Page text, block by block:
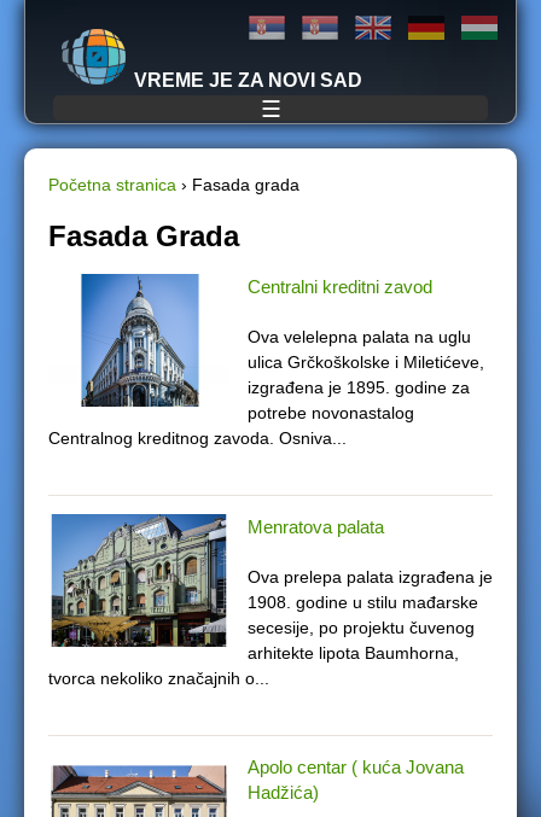
Jump to navigation
VREME JE ZA NOVI SAD
☰
Y
r
r
e
Početna stranica › Fasada grada
Fasada Grada
Centralni kreditni zavod
Ova velelepna palata na uglu
ulica Grčkoškolske i Miletićeve,
izgrađena je 1895. godine za
potrebe novonastalog
Centralnog kreditnog zavoda. Osniva...
Menratova palata
Ova prelepa palata izgrađena je
1908. godine u stilu mađarske
secesije, po projektu čuvenog
arhitekte lipota Baumhorna,
tvorca nekoliko značajnih o...
Apolo centar ( kuća Jovana
Hadžića)